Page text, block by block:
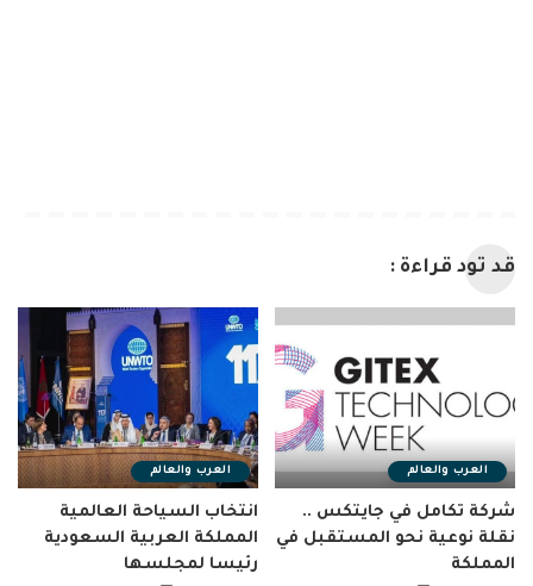
قد تود قراءة :
العرب والعالم
شركة تكامل في جايتكس ..
نقلة نوعية نحو المستقبل في
المملكة
العرب والعالم
انتخاب السياحة العالمية
المملكة العربية السعودية
رئيسا لمجلسها